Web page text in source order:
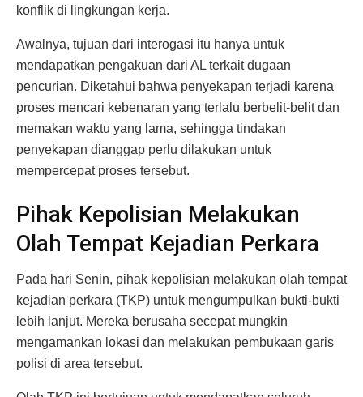
konflik di lingkungan kerja.
Awalnya, tujuan dari interogasi itu hanya untuk
mendapatkan pengakuan dari AL terkait dugaan
pencurian. Diketahui bahwa penyekapan terjadi karena
proses mencari kebenaran yang terlalu berbelit-belit dan
memakan waktu yang lama, sehingga tindakan
penyekapan dianggap perlu dilakukan untuk
mempercepat proses tersebut.
Pihak Kepolisian Melakukan
Olah Tempat Kejadian Perkara
Pada hari Senin, pihak kepolisian melakukan olah tempat
kejadian perkara (TKP) untuk mengumpulkan bukti-bukti
lebih lanjut. Mereka berusaha secepat mungkin
mengamankan lokasi dan melakukan pembukaan garis
polisi di area tersebut.